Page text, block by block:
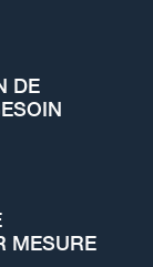
DE
MESURE